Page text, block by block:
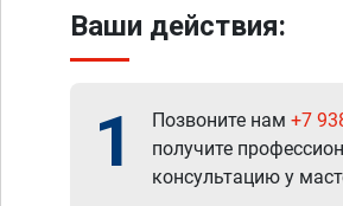
Ваши действия:
1 Позвоните нам +7
получите
консультацию у